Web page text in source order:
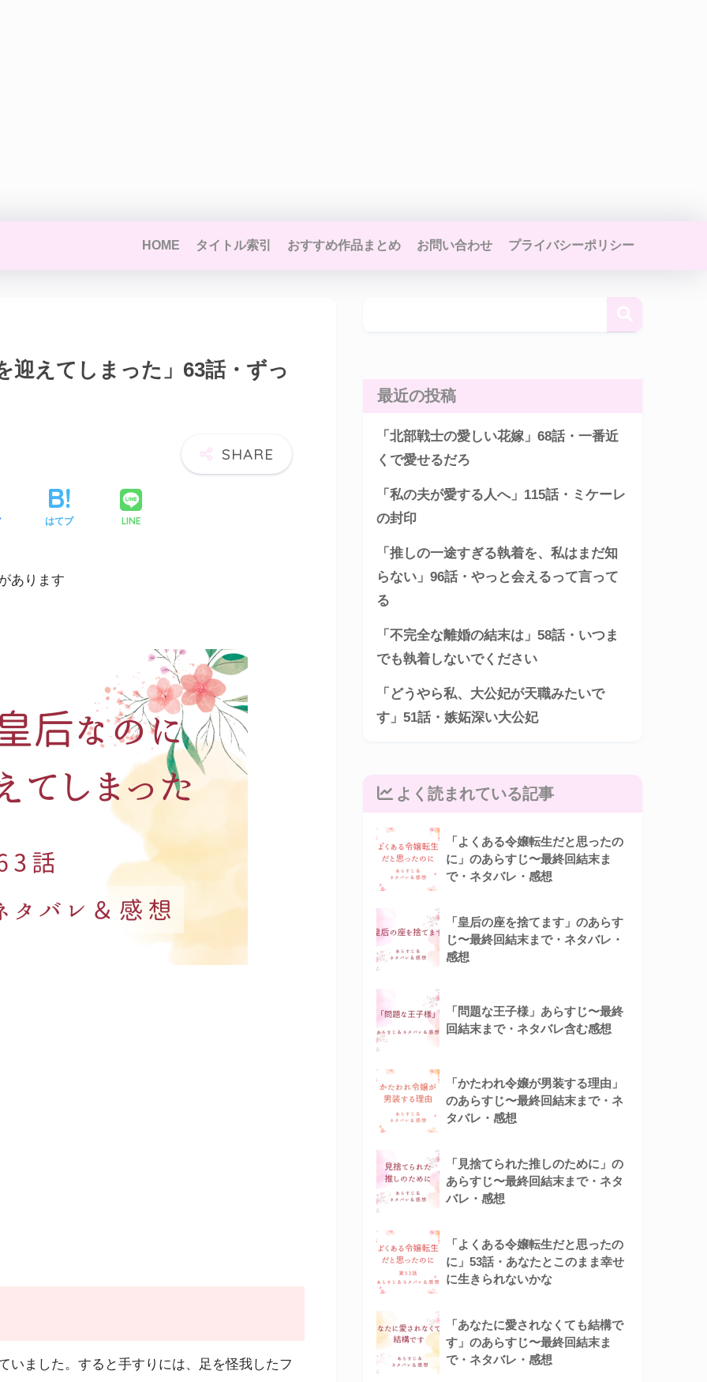
HOME タイトル索引 おすすめ作品まとめ お問い合わせ プライバシーポリシー
迎えてしまった」63話・ずっ
はてブ LINE
あります
いました。すると手すりには、足を怪我したフ
最近の投稿
「北部戦士の愛しい花嫁」68話・一番近
くで愛せるだろ
「私の夫が愛する人へ」115話・ミケーレ
の封印
「推しの一途すぎる執着を、私はまだ知
らない」96話・やっと会えるって言って
る
「不完全な離婚の結末は」58話・いつま
でも執着しないでください
「どうやら私、大公妃が天職みたいで
す」51話・嫉妬深い大公妃
よく読まれている記事
「よくある令嬢転生だと思ったの
に」のあらすじ〜最終回結末ま
で・ネタバレ・感想
「皇后の座を捨てます」のあらす
じ〜最終回結末まで・ネタバレ・
感想
「問題な王子様」あらすじ〜最終
回結末まで・ネタバレ含む感想
「かたわれ令嬢が男装する理由」
のあらすじ〜最終回結末まで・ネ
タバレ・感想
「見捨てられた推しのために」の
あらすじ〜最終回結末まで・ネタ
バレ・感想
「よくある令嬢転生だと思ったの
に」53話・あなたとこのまま幸せ
に生きられないかな
「あなたに愛されなくても結構で
す」のあらすじ〜最終回結末ま
で・ネタバレ・感想